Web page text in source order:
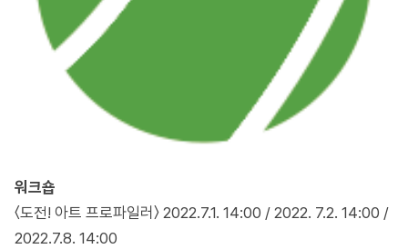
워크숍
〈도전! 아트 프로파일러〉 2022.7.1. 14:00 / 2022. 7.2. 14:00 /
2022.7.8. 14:00